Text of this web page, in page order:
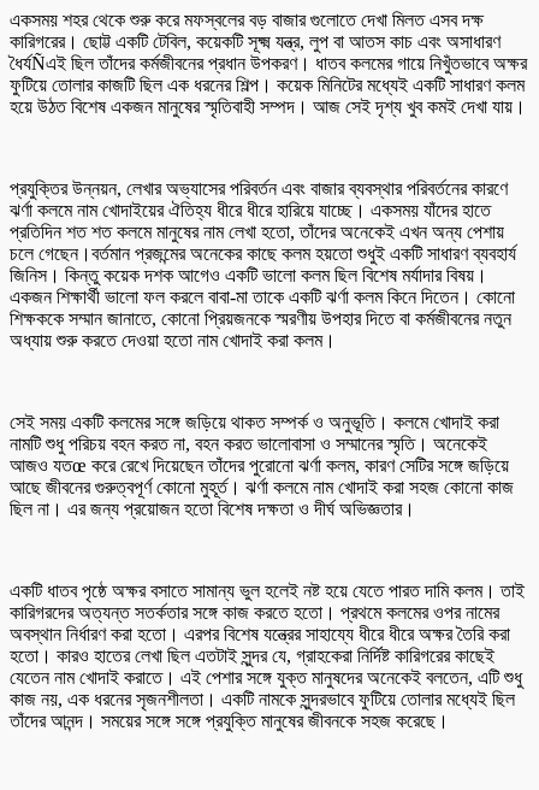
একসময় শহর থেকে শুরু করে মফস্বলের বড় বাজার গুলোতে দেখা মিলত এসব দক্ষ
কারিগরের। ছোট্ট একটি টেবিল, কয়েকটি সূক্ষ্ম যন্ত্র, লুপ বা আতস কাচ এবং অসাধারণ
ধৈর্যÑএই ছিল তাঁদের কর্মজীবনের প্রধান উপকরণ। ধাতব কলমের গায়ে নিখুঁতভাবে অক্ষর
ফুটিয়ে তোলার কাজটি ছিল এক ধরনের শিল্প। কয়েক মিনিটের মধ্যেই একটি সাধারণ কলম
হয়ে উঠত বিশেষ একজন মানুষের স্মৃতিবাহী সম্পদ। আজ সেই দৃশ্য খুব কমই দেখা যায়।
প্রযুক্তির উন্নয়ন, লেখার অভ্যাসের পরিবর্তন এবং বাজার ব্যবস্থার পরিবর্তনের কারণে
ঝর্ণা কলমে নাম খোদাইয়ের ঐতিহ্য ধীরে ধীরে হারিয়ে যাচ্ছে। একসময় যাঁদের হাতে
প্রতিদিন শত শত কলমে মানুষের নাম লেখা হতো, তাঁদের অনেকেই এখন অন্য পেশায়
চলে গেছেন।বর্তমান প্রজন্মের অনেকের কাছে কলম হয়তো শুধুই একটি সাধারণ ব্যবহার্য
জিনিস। কিন্তু কয়েক দশক আগেও একটি ভালো কলম ছিল বিশেষ মর্যাদার বিষয়।
একজন শিক্ষার্থী ভালো ফল করলে বাবা-মা তাকে একটি ঝর্ণা কলম কিনে দিতেন। কোনো
শিক্ষককে সম্মান জানাতে, কোনো প্রিয়জনকে স্মরণীয় উপহার দিতে বা কর্মজীবনের নতুন
অধ্যায় শুরু করতে দেওয়া হতো নাম খোদাই করা কলম।
সেই সময় একটি কলমের সঙ্গে জড়িয়ে থাকত সম্পর্ক ও অনুভূতি। কলমে খোদাই করা
নামটি শুধু পরিচয় বহন করত না, বহন করত ভালোবাসা ও সম্মানের স্মৃতি। অনেকেই
আজও যতœ করে রেখে দিয়েছেন তাঁদের পুরোনো ঝর্ণা কলম, কারণ সেটির সঙ্গে জড়িয়ে
আছে জীবনের গুরুত্বপূর্ণ কোনো মুহূর্ত। ঝর্ণা কলমে নাম খোদাই করা সহজ কোনো কাজ
ছিল না। এর জন্য প্রয়োজন হতো বিশেষ দক্ষতা ও দীর্ঘ অভিজ্ঞতার।
একটি ধাতব পৃষ্ঠে অক্ষর বসাতে সামান্য ভুল হলেই নষ্ট হয়ে যেতে পারত দামি কলম। তাই
কারিগরদের অত্যন্ত সতর্কতার সঙ্গে কাজ করতে হতো। প্রথমে কলমের ওপর নামের
অবস্থান নির্ধারণ করা হতো। এরপর বিশেষ যন্ত্রের সাহায্যে ধীরে ধীরে অক্ষর তৈরি করা
হতো। কারও হাতের লেখা ছিল এতটাই সুন্দর যে, গ্রাহকেরা নির্দিষ্ট কারিগরের কাছেই
যেতেন নাম খোদাই করাতে। এই পেশার সঙ্গে যুক্ত মানুষদের অনেকেই বলতেন, এটি শুধু
কাজ নয়, এক ধরনের সৃজনশীলতা। একটি নামকে সুন্দরভাবে ফুটিয়ে তোলার মধ্যেই ছিল
তাঁদের আনন্দ। সময়ের সঙ্গে সঙ্গে প্রযুক্তি মানুষের জীবনকে সহজ করেছে।